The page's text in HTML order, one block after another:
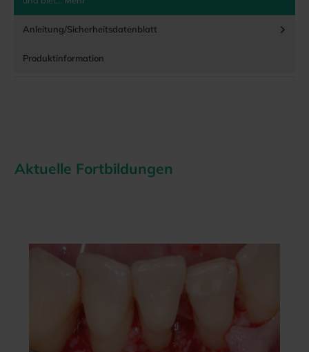
Anleitung/Sicherheitsdatenblatt
Produktinformation
Aktuelle Fortbildungen